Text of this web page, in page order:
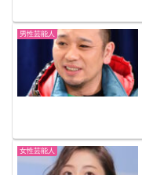
男性芸能人
女性芸能人